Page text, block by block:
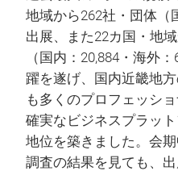
地域から262社・団体（
出展、また22カ国・地
（国内：20,884・海外
躍を遂げ、国内近畿地
も多くのプロフェッシ
確実なビジネスプラッ
地位を築きました。会
調査の結果を見ても、